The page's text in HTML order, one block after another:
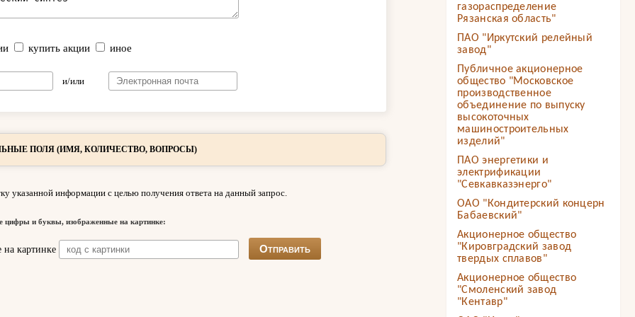
купить акции иное
и/или
ПОЛЯ (ИМЯ, КОЛИЧЕСТВО, ВОПРОСЫ)
указанной информации с целью получения ответа на данный запрос.
цифры и буквы, изображенные на картинке:
газораспределение
Рязанская область"
ПАО "Иркутский релейный
завод"
Публичное акционерное
общество "Московское
производственное
объединение по выпуску
высокоточных
машиностроительных
изделий"
ПАО энергетики и
электрификации
"Севкавказэнерго"
ОАО "Кондитерский концерн
Бабаевский"
Акционерное общество
"Кировградский завод
твердых сплавов"
Акционерное общество
"Смоленский завод
"Кентавр"